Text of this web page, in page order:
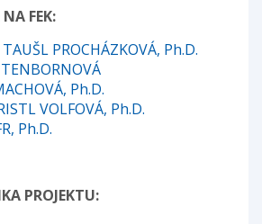
FEK:
PROCHÁZKOVÁ, Ph.D.
Ph.D.
VOLFOVÁ, Ph.D.
Ph.D.
PROJEKTU: